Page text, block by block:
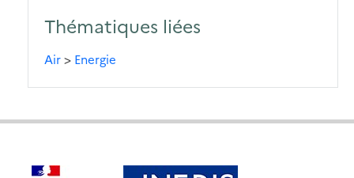
Thématiques liées
Air> Energie